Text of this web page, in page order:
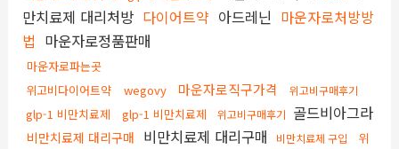
만치료제 대리처방 다이어트약 아드레닌 마운자로처방방
법 마운자로정품판매
마운자로파는곳
위고비다이어트약
wegovy 마운자로직구가격 위고비구매후기
glp-1 비만치료제 glp-1 비만치료제 위고비구매후기 골드비아그라
비만치료제 대리구매 비만치료제 대리구매 비만치료제 구입
위